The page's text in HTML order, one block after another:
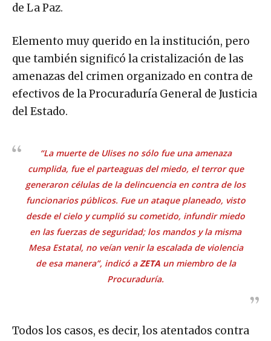
de La Paz.
Elemento muy querido en la institución, pero
que también significó la cristalización de las
amenazas del crimen organizado en contra de
efectivos de la Procuraduría General de Justicia
del Estado.
“La muerte de Ulises no sólo fue una amenaza
cumplida, fue el parteaguas del miedo, el terror que
generaron células de la delincuencia en contra de los
funcionarios públicos. Fue un ataque planeado, visto
desde el cielo y cumplió su cometido, infundir miedo
en las fuerzas de seguridad; los mandos y la misma
Mesa Estatal, no veían venir la escalada de violencia
de esa manera”, indicó aZETAun miembro de la
Procuraduría.
Todos los casos, es decir, los atentados contra